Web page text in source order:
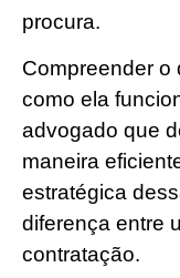
procura.
Compreender o
como ela
advogado que
maneira
estratégica
diferença entre
contratação.